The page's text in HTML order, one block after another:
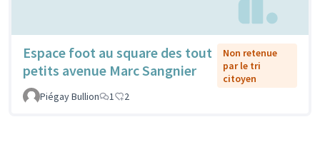
Espace foot au square des tout
petits avenue Marc Sangnier
Non retenue
par le tri
citoyen
Piégay Bullion
1 2